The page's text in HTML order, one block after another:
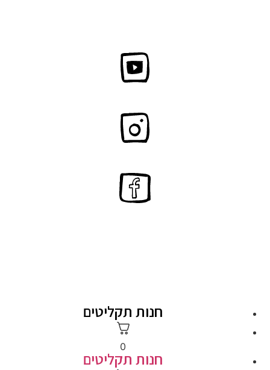
חנות תקליטים
חנות תקליטים